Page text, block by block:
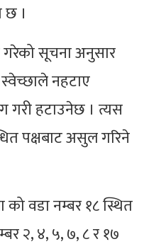
छ ।
सूचना अनुसार
नहटाए
गरी हटाउनेछ । त्यस
पक्षबाट असुल गरिने
वडा नम्बर १८ स्थित
२, ४, ५, ७, ८ र १७